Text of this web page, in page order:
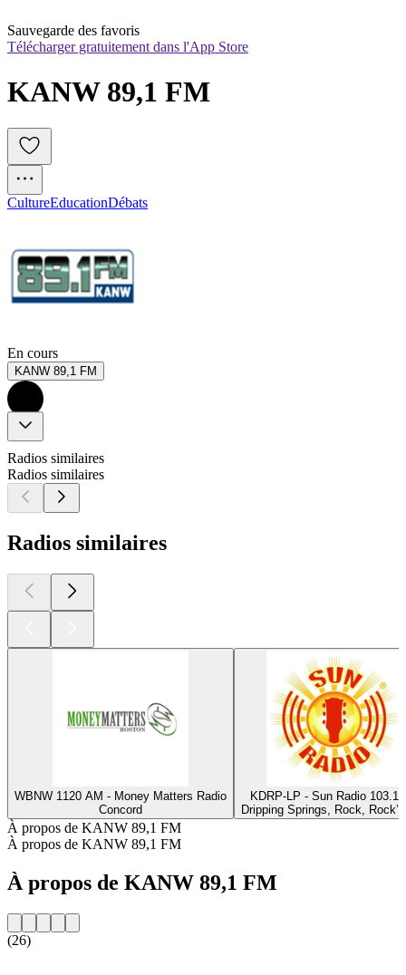
Sauvegarde des favoris
Télécharger gratuitement dans l'App Store
CultureEducationDébats
En cours
KANW 89,1 FM
Radios similaires
Radios similaires
Radios similaires
WBNW 1120 AM - Money Matters Radio
Concord
KDRP-LP - Sun Radio 103.1
Dripping Springs, Rock,
À propos de KANW 89,1 FM
À propos de KANW 89,1 FM
À propos de KANW 89,1 FM
(26)